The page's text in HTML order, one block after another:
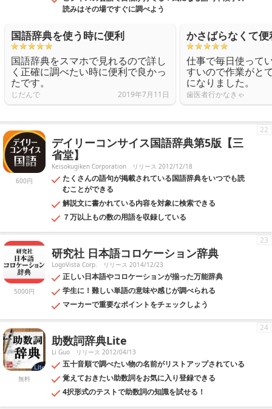
読みはその場ですぐに調べよう
国語辞典を使う時に便利
国語辞典をスマホで見れるので詳し
く正確に調べたい時に便利で良かっ
たです。
じだんで 2019年7月11日
かさばらなくて便
仕事で毎日使って
すいので作業がと
になりました。
歯医者行かなきゃ
600円
デイリーコンサイス国語辞典第5版【三
省堂】
Keisokugiken Corporation リリース 2012/12/18
たくさんの語句が掲載されている国語辞典をいつでも読
むことができる
解説文に書かれている内容を対象に検索できる
７万以上もの数の用語を収録している
22
5000円
研究社 日本語コロケーション辞典
LogoVista Corp. リリース 2014/12/23
正しい日本語やコロケーションが揃った万能辞典
学生に！難しい単語の意味や感じが調べられる
マーカーで重要なポイントをチェックしよう
23
無料
助数詞辞典Lite
Li Guo リリース 2012/04/13
五十音順で調べたい物の名前がリストアップされている
覚えておきたい助数詞をお気に入り登録できる
4択形式のテストで助数詞の知識を試せる！
24